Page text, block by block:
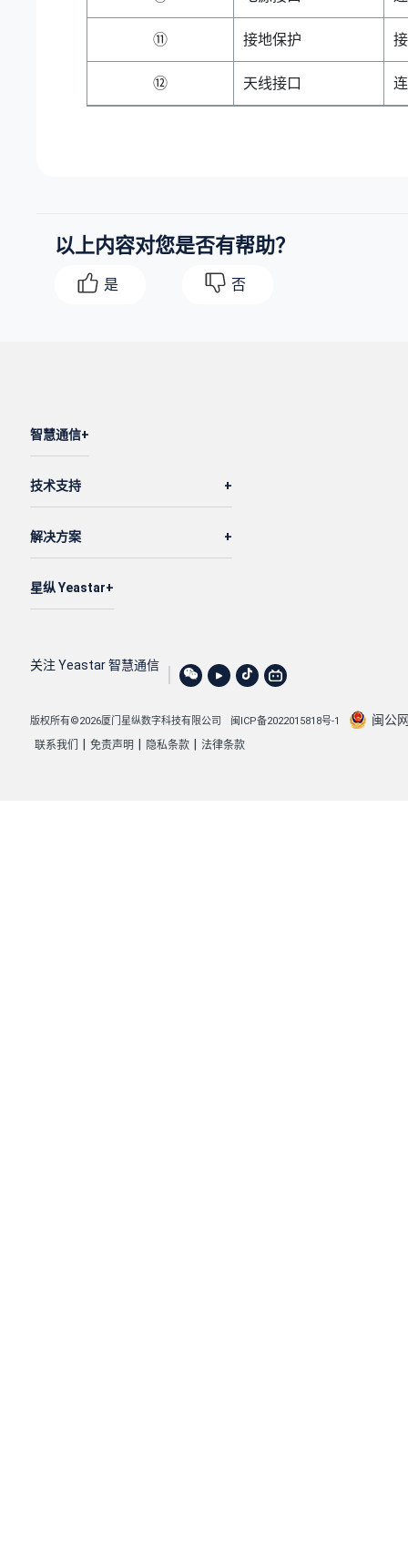
⑪ 接地保护
⑫ 天线接口
以上内容对您是否有帮助？
是 否
智慧通信
技术支持
解决方案
星纵 Yeastar
关注 Yeastar 智慧通信
版权所有©2026厦门星纵数字科技有限公司 闽ICP备2022015818号-1 闽公
联系我们 免责声明 隐私条款 法律条款